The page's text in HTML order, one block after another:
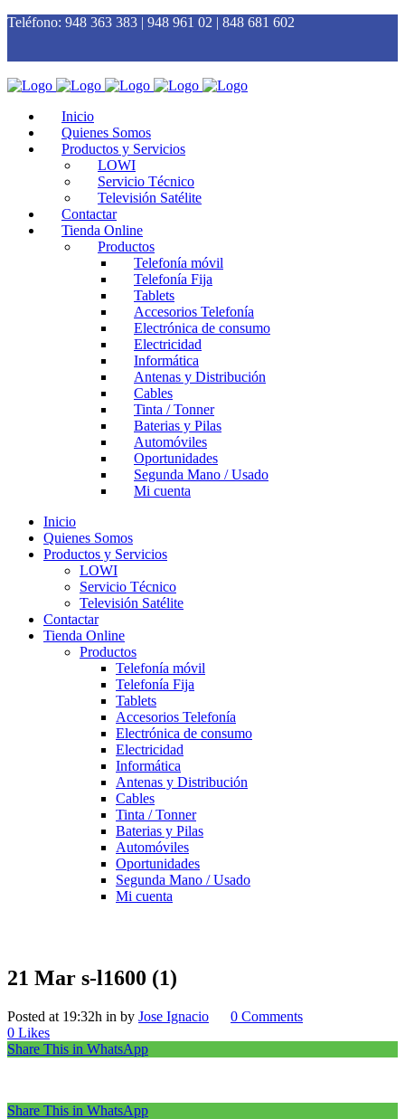
Teléfono: 948 363 383 | 948 961 02 | 848 681 602
Inicio
Quienes Somos
Productos y Servicios
LOWI
Servicio Técnico
Televisión Satélite
Contactar
Tienda Online
Productos
Telefonía móvil
Telefonía Fija
Tablets
Accesorios Telefonía
Electrónica de consumo
Electricidad
Informática
Antenas y Distribución
Cables
Tinta / Tonner
Baterias y Pilas
Automóviles
Oportunidades
Segunda Mano / Usado
Mi cuenta
Inicio
Quienes Somos
Productos y Servicios
LOWI
Servicio Técnico
Televisión Satélite
Contactar
Tienda Online
Productos
Telefonía móvil
Telefonía Fija
Tablets
Accesorios Telefonía
Electrónica de consumo
Electricidad
Informática
Antenas y Distribución
Cables
Tinta / Tonner
Baterias y Pilas
Automóviles
Oportunidades
Segunda Mano / Usado
Mi cuenta
21 Mar s-l1600 (1)
Posted at 19:32h in by Jose Ignacio
0 Comments
0 Likes
Share This in WhatsApp
Share This in WhatsApp